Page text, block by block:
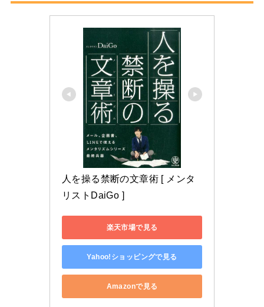
人を操る禁断の文章術 [ メンタ
リストDaiGo ]
楽天市場で見る
Yahoo!ショッピングで見る
Amazonで見る